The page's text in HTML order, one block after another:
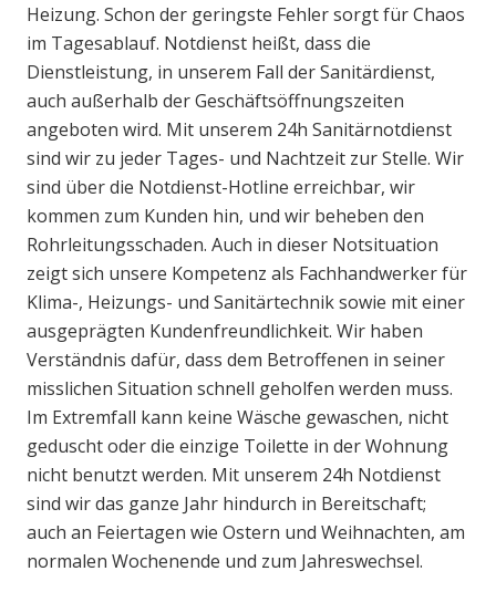
Heizung. Schon der geringste Fehler sorgt für Chaos
im Tagesablauf. Notdienst heißt, dass die
Dienstleistung, in unserem Fall der Sanitärdienst,
auch außerhalb der Geschäftsöffnungszeiten
angeboten wird. Mit unserem 24h Sanitärnotdienst
sind wir zu jeder Tages- und Nachtzeit zur Stelle. Wir
sind über die Notdienst-Hotline erreichbar, wir
kommen zum Kunden hin, und wir beheben den
Rohrleitungsschaden. Auch in dieser Notsituation
zeigt sich unsere Kompetenz als Fachhandwerker für
Klima-, Heizungs- und Sanitärtechnik sowie mit einer
ausgeprägten Kundenfreundlichkeit. Wir haben
Verständnis dafür, dass dem Betroffenen in seiner
misslichen Situation schnell geholfen werden muss.
Im Extremfall kann keine Wäsche gewaschen, nicht
geduscht oder die einzige Toilette in der Wohnung
nicht benutzt werden. Mit unserem 24h Notdienst
sind wir das ganze Jahr hindurch in Bereitschaft;
auch an Feiertagen wie Ostern und Weihnachten, am
normalen Wochenende und zum Jahreswechsel.